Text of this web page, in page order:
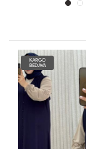
KARGO
BEDAVA